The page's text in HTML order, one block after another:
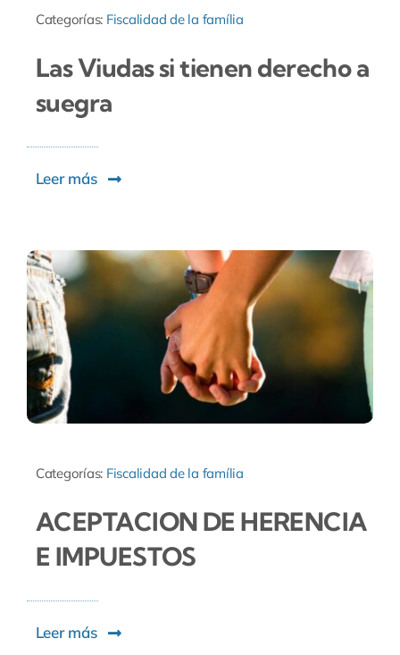
Categorías: Fiscalidad de la família
Las Viudas si tienen derecho a
suegra
Leer más
Categorías: Fiscalidad de la família
ACEPTACION DE HERENCIA
E IMPUESTOS
Leer más